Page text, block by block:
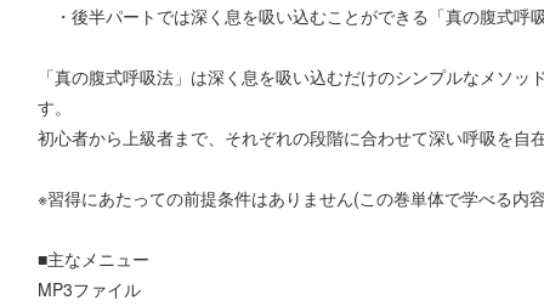
・後半パートでは深く息を吸い込むことができる「真の腹式呼
「真の腹式呼吸法」は深く息を吸い込むだけのシンプルなメソ
す。
初心者から上級者まで、それぞれの段階に合わせて深い呼吸を自
※習得にあたっての前提条件はありません(この巻単体で学べる内
■主なメニュー
MP3ファイル